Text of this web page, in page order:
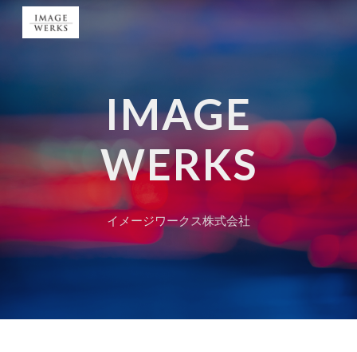
Skip to main content
IMAGE
WERKS
イメージワークス株式会社